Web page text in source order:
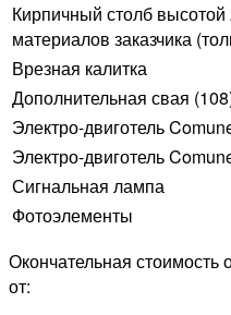
Кирпичный столб высотой
материалов заказчика
Врезная калитка
Дополнительная свая
Электро-двиготель
Электро-двиготель
Сигнальная лампа
Фотоэлементы
Окончательная стоимость
от: